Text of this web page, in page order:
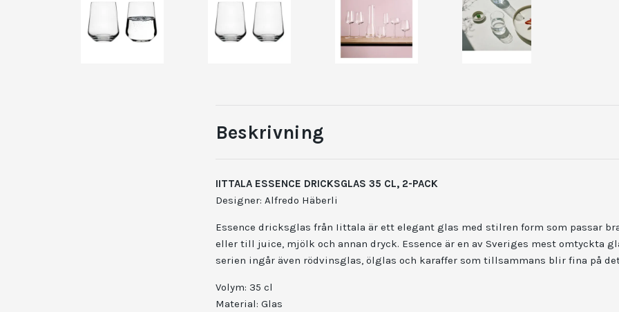
Beskrivning
IITTALA ESSENCE DRICKSGLAS 35 CL, 2-PACK
Designer: Alfredo Häberli
Essence dricksglas från Iittala är ett elegant glas med stilren form som passar
eller till juice, mjölk och annan dryck. Essence är en av Sveriges mest omtyckta
serien ingår även rödvinsglas, ölglas och karaffer som tillsammans blir fina på
Volym: 35 cl
Material: Glas